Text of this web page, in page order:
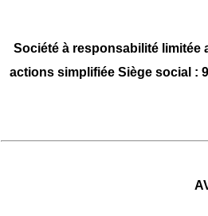
Société à responsabilité limitée
actions simplifiée Siège social :